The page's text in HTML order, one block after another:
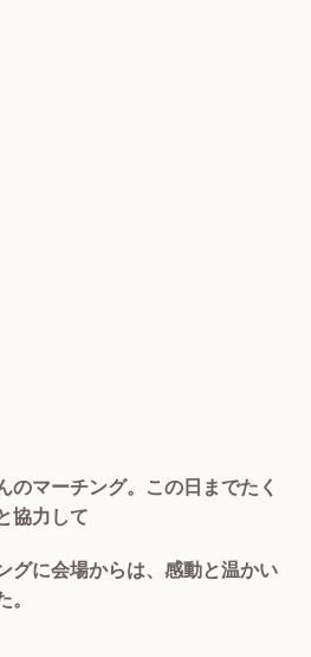
のマーチング。この日までたく
協力して
グに会場からは、感動と温かい